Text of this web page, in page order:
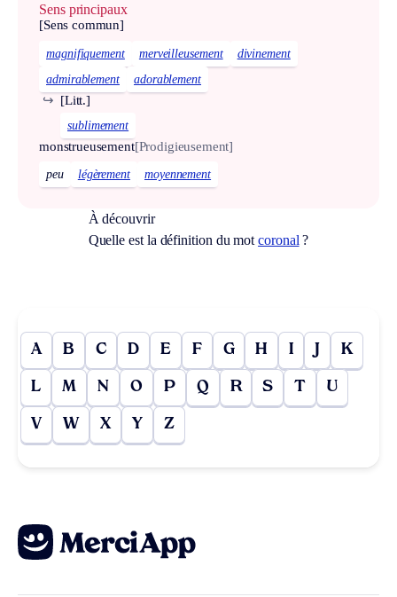
Sens principaux
[Sens commun]
magnifiquement merveilleusement
divinement
admirablement
adorablement
[Litt.]
↪
sublimement
monstrueusement[Prodigieusement]
peu légèrement moyennement
À découvrir
Quelle est la définition du motcoronal ?
A B C D E F G H I J K
L M N O P Q R S T U
V W X Y Z